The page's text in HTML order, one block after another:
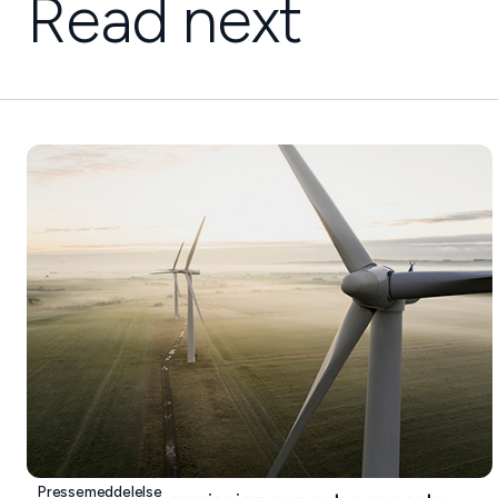
Read next
Pressemeddelelse